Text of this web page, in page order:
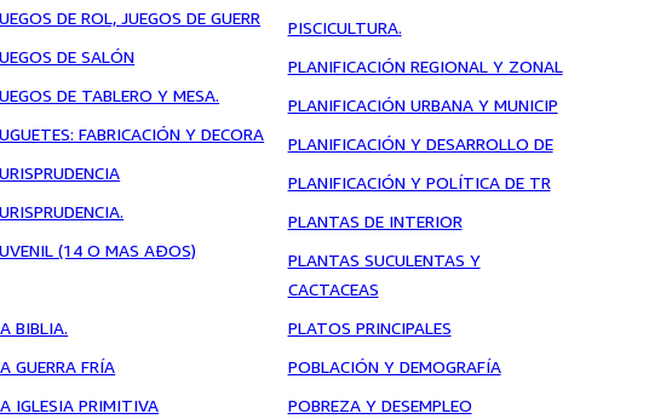
DE ROL, JUEGOS DE GUERR
DE SALÓN
DE TABLERO Y MESA.
FABRICACIÓN Y DECORA
(14 O MAS AÐOS)
BIBLIA.
GUERRA FRÍA
IGLESIA PRIMITIVA
PISCICULTURA.
PLANIFICACIÓN REGIONAL Y ZONAL
PLANIFICACIÓN URBANA Y MUNICIP
PLANIFICACIÓN Y DESARROLLO DE
PLANIFICACIÓN Y POLÍTICA DE TR
PLANTAS DE INTERIOR
PLANTAS SUCULENTAS Y
CACTACEAS
PLATOS PRINCIPALES
POBLACIÓN Y DEMOGRAFÍA
POBREZA Y DESEMPLEO